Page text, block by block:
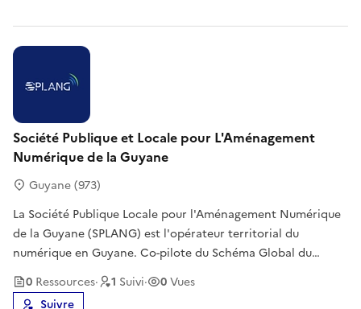
Société Publique et Locale pour L'Aménagement
Numérique de la Guyane
La Société Publique Locale pour l'Aménagement Numérique
de la Guyane (SPLANG) est l'opérateur territorial du
numérique en Guyane. Co-pilote du Schéma Global du
Numérique de la Guyane avec la Collectivité Territoriale de
Guyane (CTG), la SPLANG a pour mission d'impulser, de
Guyane (973)
0 Ressources· 1 Suivi· 0Vues
Suivre